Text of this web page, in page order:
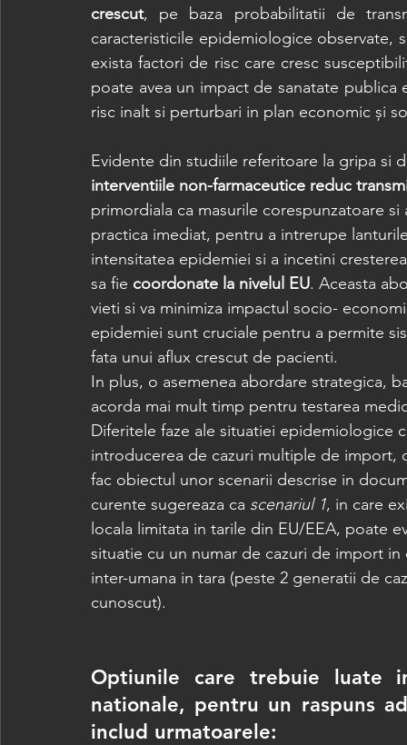
crescut, pe baza probabilitatii de
caracteristicile epidemiologice observate,
exista factori de risc care cresc
poate avea un impact de sanatate
risc inalt si perturbari in plan economic și
Evidente din studiile referitoare la gripa si
interventiile non-farmaceutice reduc
primordiala ca masurile corespunzatoare
practica imediat, pentru a intrerupe
intensitatea epidemiei si a incetini
sa fie coordonate la nivelul EU. Aceasta
vieti si va minimiza impactul socio-
epidemiei sunt cruciale pentru a permite
fata unui aflux crescut de pacienti.
In plus, o asemenea abordare strategica,
acorda mai mult timp pentru testarea
Diferitele faze ale situatiei epidemiologice
introducerea de cazuri multiple de import,
fac obiectul unor scenarii descrise in
curente sugereaza ca scenariul 1, in care
locala limitata in tarile din EU/EEA, poate
situatie cu un numar de cazuri de import
inter-umana in tara (peste 2 generatii de
cunoscut).
Optiunile care trebuie luate
nationale, pentru un raspuns
includ urmatoarele: